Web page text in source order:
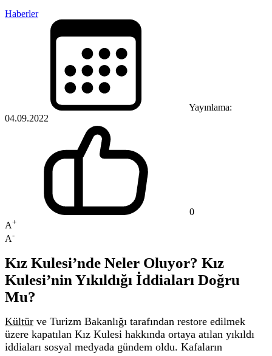
Haberler
Yayınlama:
04.09.2022
0
A+
A-
Kız Kulesi’nde Neler Oluyor? Kız
Kulesi’nin Yıkıldığı İddiaları Doğru
Mu?
Kültür ve Turizm Bakanlığı tarafından restore edilmek
üzere kapatılan Kız Kulesi hakkında ortaya atılan yıkıldı
iddiaları sosyal medyada gündem oldu. Kafaların